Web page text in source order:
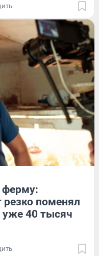
ферму:
поменял
40 тысяч